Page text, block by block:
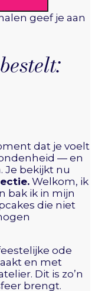
geef je aan
dat je voelt
— en
Je bekijkt nu
Welkom, ik
bak ik in mijn
die niet
ode
en met
Dit is zo’n
brengt.